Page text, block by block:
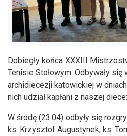
Dobiegły końca XXXIII
Tenisie Stołowym. Odbywały
archidiecezji katowickiej w
nich udział kapłani z naszej
W środę (23.04) odbyły się
ks. Krzysztof Augustynek, ks.